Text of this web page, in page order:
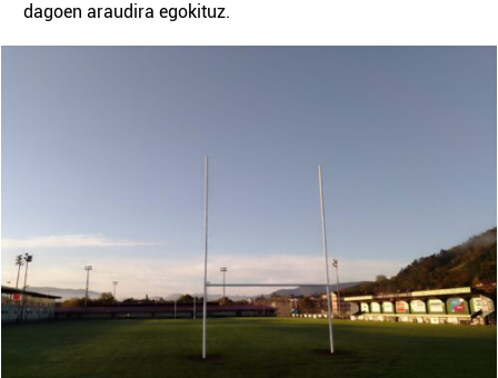
dagoen araudira egokituz.